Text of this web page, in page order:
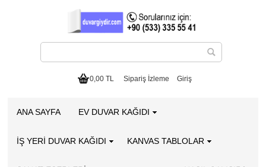
0,00 TL Sipariş İzleme Giriş
ANA SAYFA EV DUVAR KAĞIDI
İŞ YERİ DUVAR KAĞIDI KANVAS TABLOLAR